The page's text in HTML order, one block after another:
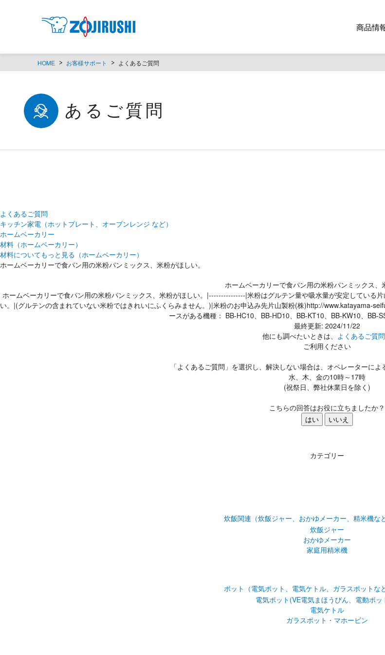
商品情
HOME お客様サポート よくあるご質問
よくあるご質問
よくあるご質問
キッチン家電（ホットプレート、オーブンレンジ など）
ホームベーカリー
材料（ホームベーカリー）
材料についてもっと見る（ホームベーカリー）
ホームベーカリーで食パン用の米粉パンミックス、米粉がほしい。
ホームベーカリーで食パン用の米粉パンミックス、
ホームベーカリーで食パン用の米粉パンミックス、米粉がほしい。|---------------|米粉はグルテン量や吸水量が安定している
い。|(グルテンの含まれていない米粉ではきれいにふくらみません。)|米粉のお申込み先片山製粉(株)http://www.katayama-
ースがある機種： BB-HC10、BB-HD10、BB-KT10、BB-KW10、BB-
最終更新: 2024/11/22
他にも調べたいときは、 よくあるご質問
ご利用ください
「よくあるご質問」を選択し、解決しない場合は、オペレーターによ
水、木、金の10時～17時
(祝祭日、弊社休業日を除く)
こちらの回答はお役に立ちましたか？
はい
いいえ
カテゴリー
炊飯関連（炊飯ジャー、おかゆメーカー、精米機など
炊飯ジャー
おかゆメーカー
家庭用精米機
ポット（電気ポット、電気ケトル、ガラスポットなど
電気ポット(VE電気まほうびん、電動ポッ
電気ケトル
ガラスポット・マホービン